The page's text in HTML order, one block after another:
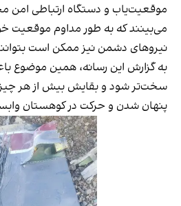
موقعیت‌یاب و دستگاه ارتباطی امن
می‌بینند که به طور مداوم موقعیت
نیروهای دشمن نیز ممکن است
به گزارش این رسانه، همین موضوع
سخت‌تر شود و بقایش بیش از هر
پنهان شدن و حرکت در کوهستان